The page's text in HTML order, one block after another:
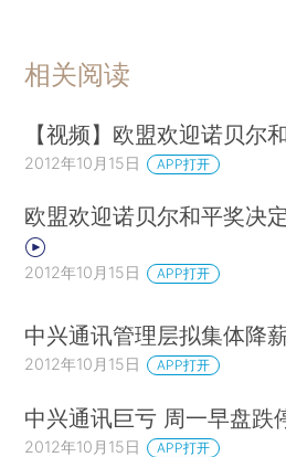
相关阅读
【视频】欧盟欢迎诺贝尔
2012年10月15日 APP打开
欧盟欢迎诺贝尔和平奖决定
2012年10月15日 APP打开
中兴通讯管理层拟集体降
2012年10月15日 APP打开
中兴通讯巨亏 周一早盘跌
2012年10月15日 APP打开